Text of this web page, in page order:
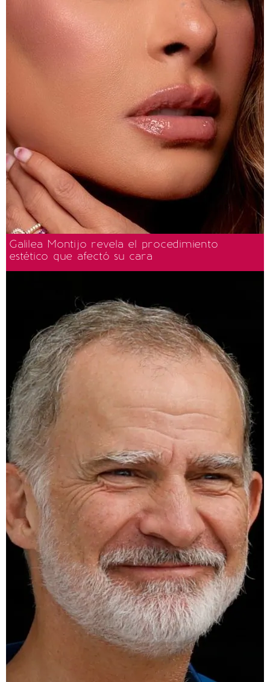
Galilea Montijo revela el procedimiento
estético que afectó su cara